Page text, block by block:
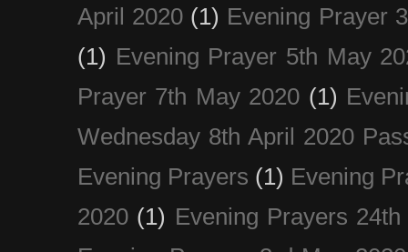
April 2020 (1) Evening Prayer
(1) Evening Prayer 5th May
Prayer 7th May 2020 (1)
Wednesday 8th April 2020
Evening Prayers (1) Evening
2020 (1) Evening Prayers